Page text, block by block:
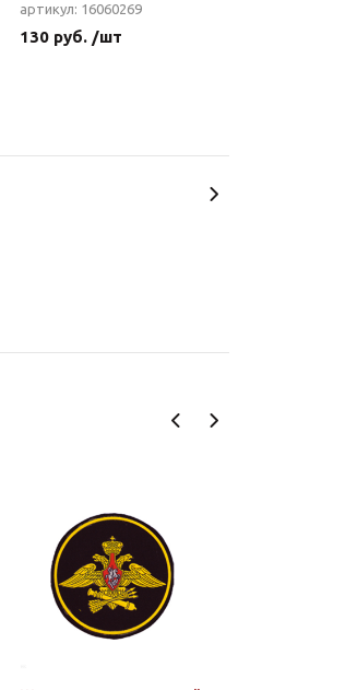
артикул: 16060269
130 руб. /шт